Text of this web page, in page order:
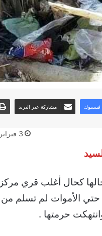
3 فبراير، 2019
كحال أغلب قري
حتي الأموات لم تسلم
حرمتها .
فيسبوك مشاركة عبر البريد